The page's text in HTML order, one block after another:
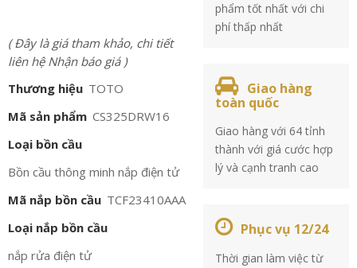
( Đây là giá tham khảo, chi tiết
liên hệ Nhận báo giá )
Thương hiệu TOTO
Mã sản phẩm CS325DRW16
Loại bồn cầu
Bồn cầu thông minh nắp điện tử
Mã nắp bồn cầu TCF23410AAA
Loại nắp bồn cầu
nắp rửa điện tử
phẩm tốt nhất với chi
phí thấp nhất
Giao hàng
toàn quốc
Giao hàng với 64 tỉnh
thành với giá cước hợp
lý và cạnh tranh cao
Phục vụ 12/24
Thời gian làm việc từ